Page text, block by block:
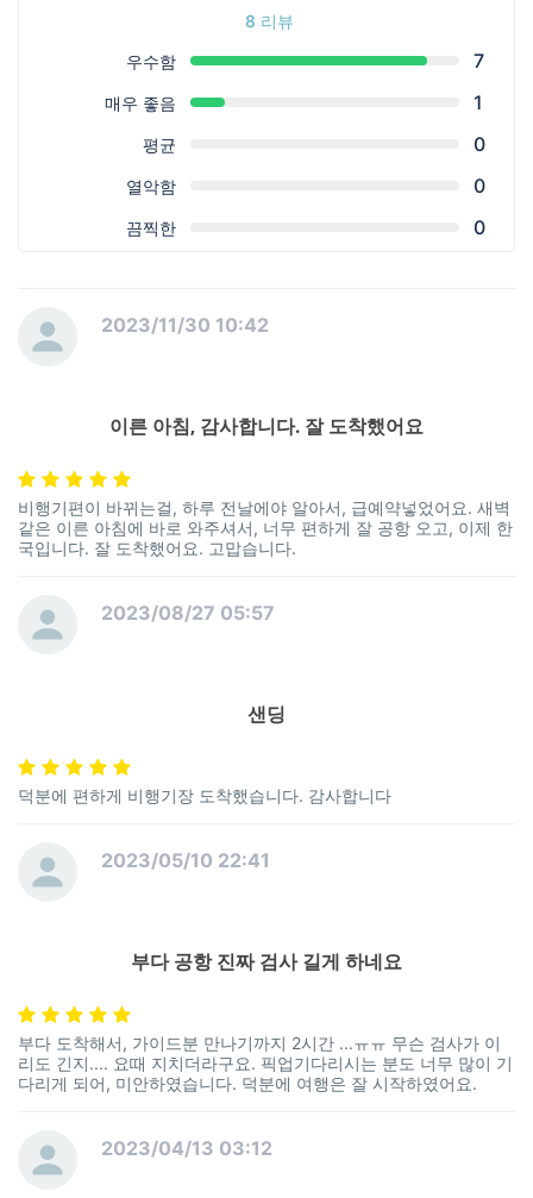
8 리뷰
우수함
7
매우 좋음 1
평균 0
열악함 0
끔찍한 0
2023/11/30 10:42
이른 아침, 감사합니다. 잘 도착했어요
비행기편이 바뀌는걸, 하루 전날에야 알아서, 급예약넣었어요. 새벽
같은 이른 아침에 바로 와주셔서, 너무 편하게 잘 공항 오고, 이제 한
국입니다. 잘 도착했어요. 고맙습니다.
2023/08/27 05:57
샌딩
덕분에 편하게 비행기장 도착했습니다. 감사합니다
2023/05/10 22:41
부다 공항 진짜 검사 길게 하네요
부다 도착해서, 가이드분 만나기까지 2시간 ...ㅠㅠ 무슨 검사가 이
리도 긴지.... 요때 지치더라구요. 픽업기다리시는 분도 너무 많이 기
다리게 되어, 미안하였습니다. 덕분에 여행은 잘 시작하였어요.
2023/04/13 03:12